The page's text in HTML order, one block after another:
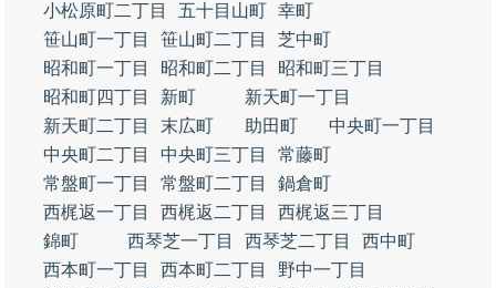
小松原町二丁目
五十目山町 幸町
笹山町一丁目
笹山町二丁目
芝中町
昭和町一丁目
昭和町二丁目
昭和町三丁目
昭和町四丁目
新町
新天町一丁目
新天町二丁目
末広町 助田町
中央町一丁目
中央町二丁目
中央町三丁目
常藤町
常盤町一丁目
常盤町二丁目
鍋倉町
西梶返一丁目
西梶返二丁目
西梶返三丁目
錦町
西琴芝一丁目 西琴芝二丁目
西中町
西本町一丁目
西本町二丁目
野中一丁目